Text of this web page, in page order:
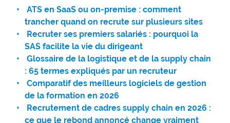
ATS en SaaS ou on-premise : comment
trancher quand on recrute sur plusieurs sites
Recruter ses premiers salariés : pourquoi la
SAS facilite la vie du dirigeant
Glossaire de la logistique et de la supply chain
: 65 termes expliqués par un recruteur
Comparatif des meilleurs logiciels de gestion
de la formation en 2026
Recrutement de cadres supply chain en 2026 :
ce que le rebond annoncé change vraiment